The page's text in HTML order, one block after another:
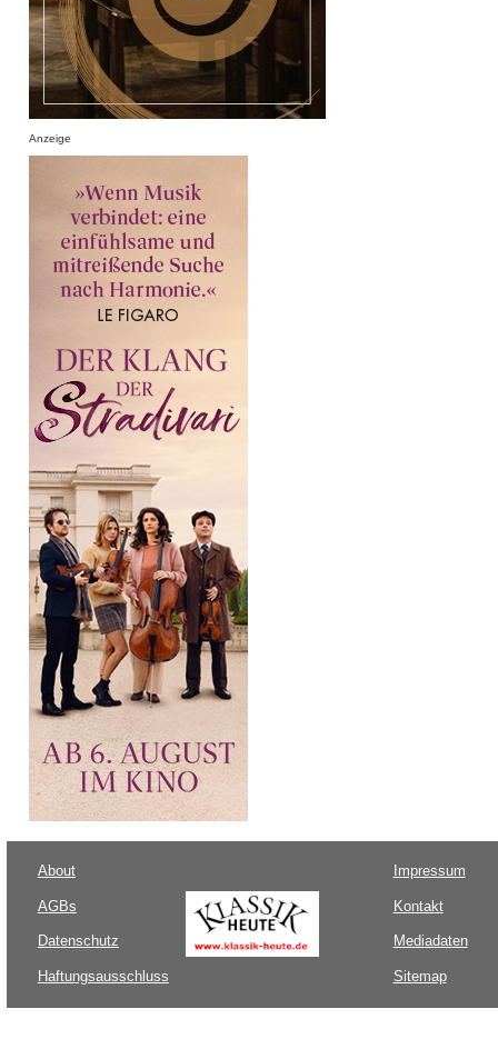
Anzeige
About
AGBs
Datenschutz
Haftungsausschluss
Impressum
Kontakt
Mediadaten
Sitemap